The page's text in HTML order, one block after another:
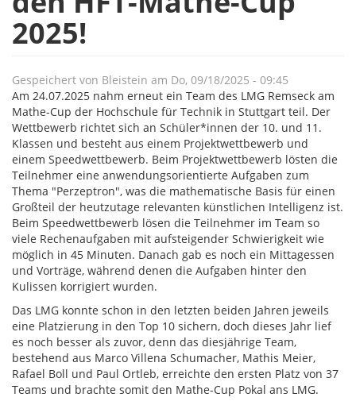
2025!
Gespeichert von Bleistein am Do, 09/18/2025 - 09:45
Am 24.07.2025 nahm erneut ein Team des LMG Remseck am
Mathe-Cup der Hochschule für Technik in Stuttgart teil. Der
Wettbewerb richtet sich an Schüler*innen der 10. und 11.
Klassen und besteht aus einem Projektwettbewerb und
einem Speedwettbewerb. Beim Projektwettbewerb lösten die
Teilnehmer eine anwendungsorientierte Aufgaben zum
Thema "Perzeptron", was die mathematische Basis für einen
Großteil der heutzutage relevanten künstlichen Intelligenz ist.
Beim Speedwettbewerb lösen die Teilnehmer im Team so
viele Rechenaufgaben mit aufsteigender Schwierigkeit wie
möglich in 45 Minuten. Danach gab es noch ein Mittagessen
und Vorträge, während denen die Aufgaben hinter den
Kulissen korrigiert wurden.
Das LMG konnte schon in den letzten beiden Jahren jeweils
eine Platzierung in den Top 10 sichern, doch dieses Jahr lief
es noch besser als zuvor, denn das diesjährige Team,
bestehend aus Marco Villena Schumacher, Mathis Meier,
Rafael Boll und Paul Ortleb, erreichte den ersten Platz von 37
Teams und brachte somit den Mathe-Cup Pokal ans LMG.